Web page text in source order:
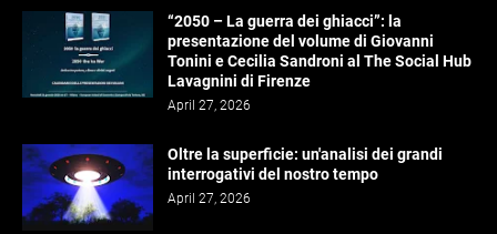
“2050 – La guerra dei ghiacci”: la
presentazione del volume di Giovanni
Tonini e Cecilia Sandroni al The Social Hub
Lavagnini di Firenze
April 27, 2026
Oltre la superficie: un'analisi dei grandi
interrogativi del nostro tempo
April 27, 2026